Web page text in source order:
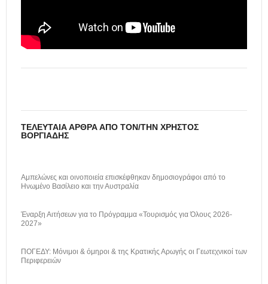
ΤΕΛΕΥΤΑΊΑ ΆΡΘΡΑ ΑΠΌ ΤΟΝ/ΤΗΝ ΧΡΉΣΤΟΣ
ΒΟΡΓΙΆΔΗΣ
Αμπελώνες και οινοποιεία επισκέφθηκαν δημοσιογράφοι από το
Ηνωμένο Βασίλειο και την Αυστραλία
Έναρξη Αιτήσεων για το Πρόγραμμα «Τουρισμός για Όλους 2026-
2027»
ΠΟΓΕΔΥ: Μόνιμοι & όμηροι & της Κρατικής Αρωγής οι Γεωτεχνικοί των
Περιφερειών